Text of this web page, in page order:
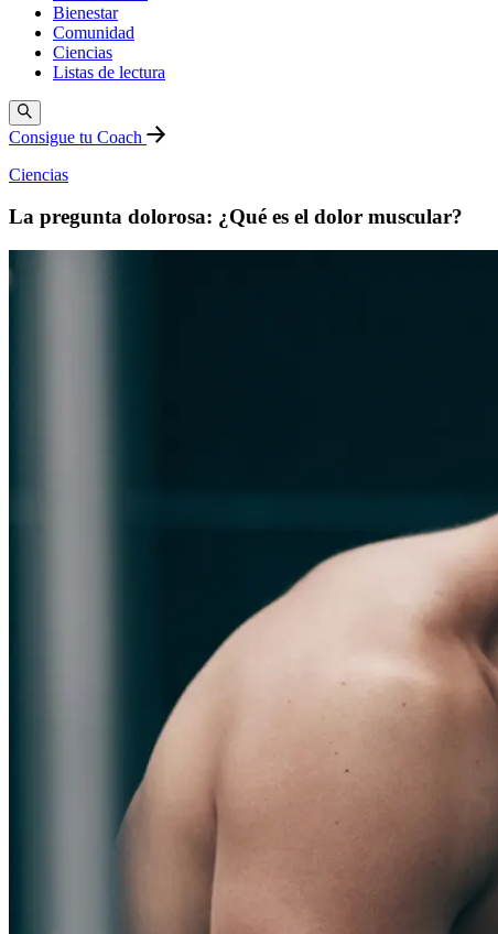
Bienestar
Comunidad
Ciencias
Listas de lectura
Consigue tu Coach
Ciencias
La pregunta dolorosa: ¿Qué es el dolor muscular?